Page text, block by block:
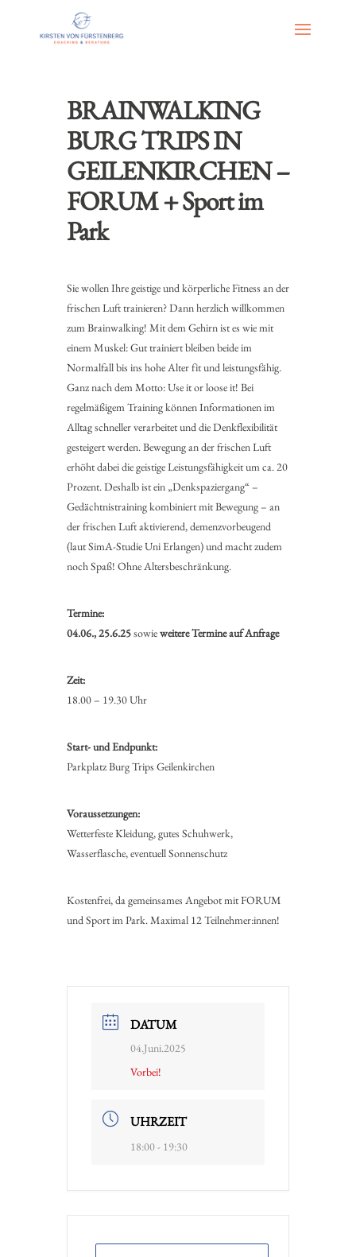
BRAINWALKING
BURG TRIPS IN
GEILENKIRCHEN –
FORUM + Sport im
Park
Sie wollen Ihre geistige und körperliche Fitness an der
frischen Luft trainieren? Dann herzlich willkommen
zum Brainwalking! Mit dem Gehirn ist es wie mit
einem Muskel: Gut trainiert bleiben beide im
Normalfall bis ins hohe Alter fit und leistungsfähig.
Ganz nach dem Motto: Use it or loose it! Bei
regelmäßigem Training können Informationen im
Alltag schneller verarbeitet und die Denkflexibilität
gesteigert werden. Bewegung an der frischen Luft
erhöht dabei die geistige Leistungsfähigkeit um ca. 20
Prozent. Deshalb ist ein „Denkspaziergang“ –
Gedächtnistraining kombiniert mit Bewegung – an
der frischen Luft aktivierend, demenzvorbeugend
(laut SimA-Studie Uni Erlangen) und macht zudem
noch Spaß! Ohne Altersbeschränkung.
Termine:
04.06., 25.6.25sowieweitere Termine auf Anfrage
Zeit:
18.00 – 19.30 Uhr
Start- und Endpunkt:
Parkplatz Burg Trips Geilenkirchen
Voraussetzungen:
Wetterfeste Kleidung, gutes Schuhwerk,
Wasserflasche, eventuell Sonnenschutz
Kostenfrei, da gemeinsames Angebot mit FORUM
und Sport im Park. Maximal 12 Teilnehmer:innen!
DATUM
04.Juni.2025
Vorbei!
UHRZEIT
18:00 - 19:30